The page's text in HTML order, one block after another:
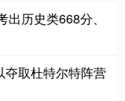
历史类668分、
夺取杜特尔特阵营